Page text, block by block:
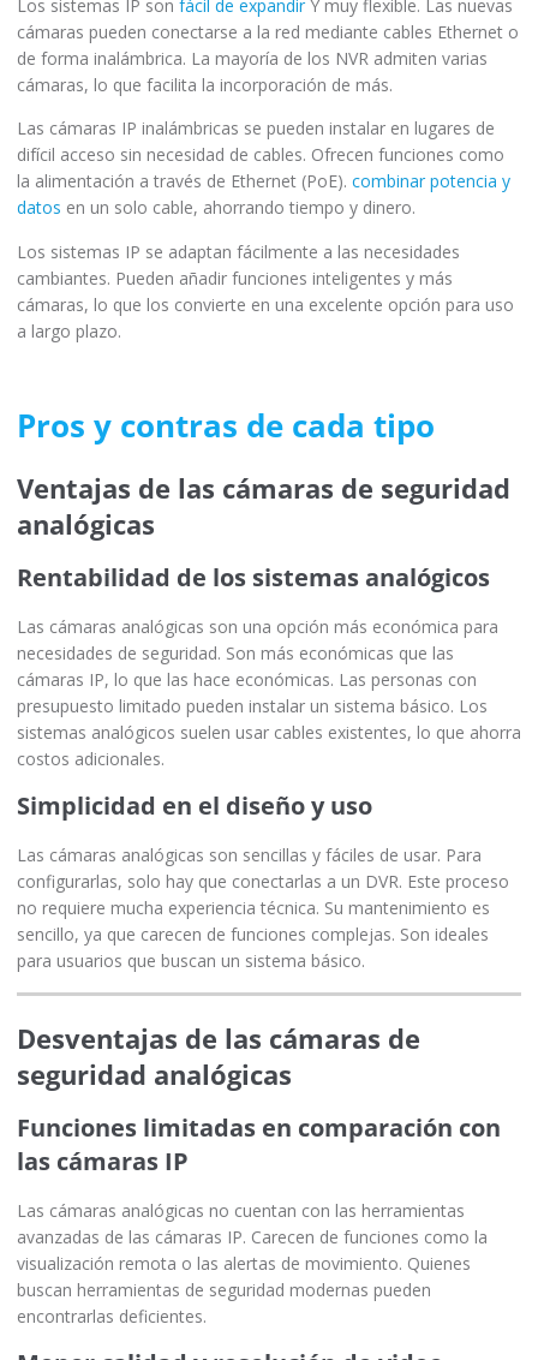
Los sistemas IP son fácil de expandir Y muy flexible. Las nuevas
cámaras pueden conectarse a la red mediante cables Ethernet o
de forma inalámbrica. La mayoría de los NVR admiten varias
cámaras, lo que facilita la incorporación de más.
Las cámaras IP inalámbricas se pueden instalar en lugares de
difícil acceso sin necesidad de cables. Ofrecen funciones como
la alimentación a través de Ethernet (PoE). combinar potencia y
datos en un solo cable, ahorrando tiempo y dinero.
Los sistemas IP se adaptan fácilmente a las necesidades
cambiantes. Pueden añadir funciones inteligentes y más
cámaras, lo que los convierte en una excelente opción para uso
a largo plazo.
Pros y contras de cada tipo
Ventajas de las cámaras de seguridad
analógicas
Rentabilidad de los sistemas analógicos
Las cámaras analógicas son una opción más económica para
necesidades de seguridad. Son más económicas que las
cámaras IP, lo que las hace económicas. Las personas con
presupuesto limitado pueden instalar un sistema básico. Los
sistemas analógicos suelen usar cables existentes, lo que ahorra
costos adicionales.
Simplicidad en el diseño y uso
Las cámaras analógicas son sencillas y fáciles de usar. Para
configurarlas, solo hay que conectarlas a un DVR. Este proceso
no requiere mucha experiencia técnica. Su mantenimiento es
sencillo, ya que carecen de funciones complejas. Son ideales
para usuarios que buscan un sistema básico.
Desventajas de las cámaras de
seguridad analógicas
Funciones limitadas en comparación con
las cámaras IP
Las cámaras analógicas no cuentan con las herramientas
avanzadas de las cámaras IP. Carecen de funciones como la
visualización remota o las alertas de movimiento. Quienes
buscan herramientas de seguridad modernas pueden
encontrarlas deficientes.